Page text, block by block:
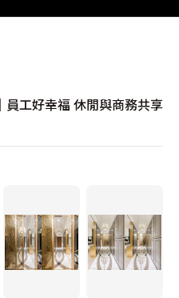
工好幸福 休閒與商務共享